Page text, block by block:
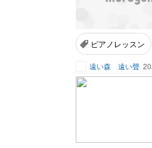
ピアノレッスン
遠い森 遠い聲